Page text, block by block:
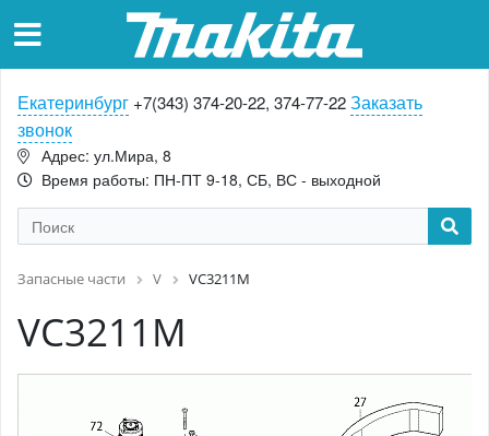
Екатеринбург +7(343) 374-20-22, 374-77-22Заказать
звонок
Адрес: ул.Мира, 8
Время работы: ПН-ПТ 9-18, СБ, ВС - выходной
Запасные части V VC3211M
VC3211M